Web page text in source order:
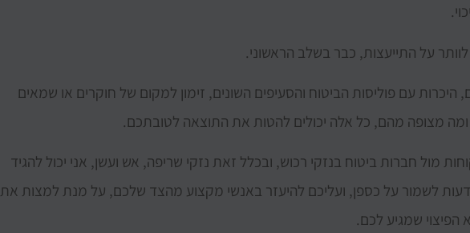
לוותר על התייעצות, כבר בשלב הראשוני.
היכרות עם פוליסות הביטוח והסעיפים השונים, זימון למקום של חוקרים או שמאים
מצופה מהם, כל אלה יכולים להטות את התוצאה לטובתכם.
מול חברות ביטוח בנזקי רכוש, ובכלל זאת נזקי שריפה, אש ועשן, אני יכול להגיד
לשמור על כספן, ועליכם להיעזר באנשי מקצוע מהצד שלכם, על מנת למצות את
הפיצוי שמגיע לכם.